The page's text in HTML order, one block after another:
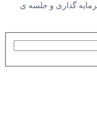
گذاری و جلسه ی